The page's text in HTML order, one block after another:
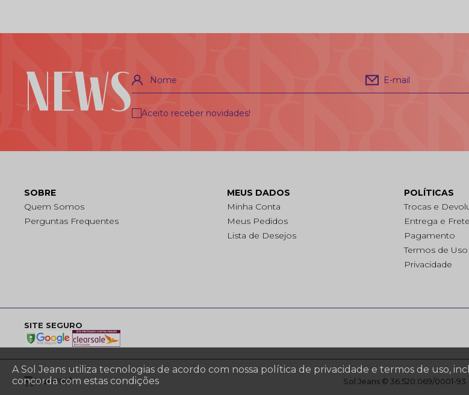
NEWS Nome
E-mail
Aceito receber novidades!
SOBRE
Quem Somos
Perguntas Frequentes
MEUS DADOS
Minha Conta
Meus Pedidos
Lista de Desejos
POLÍTICAS
Trocas e
Entrega e Frete
Pagamento
Termos de Uso
Privacidade
SITE SEGURO
Sol Jeans © 36.520.069/0001-93
A Sol Jeans utiliza tecnologias de acordo com nossa política de privacidade e termos de uso,
concorda com estas condições